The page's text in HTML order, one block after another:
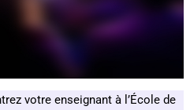
votre enseignant à l’École de